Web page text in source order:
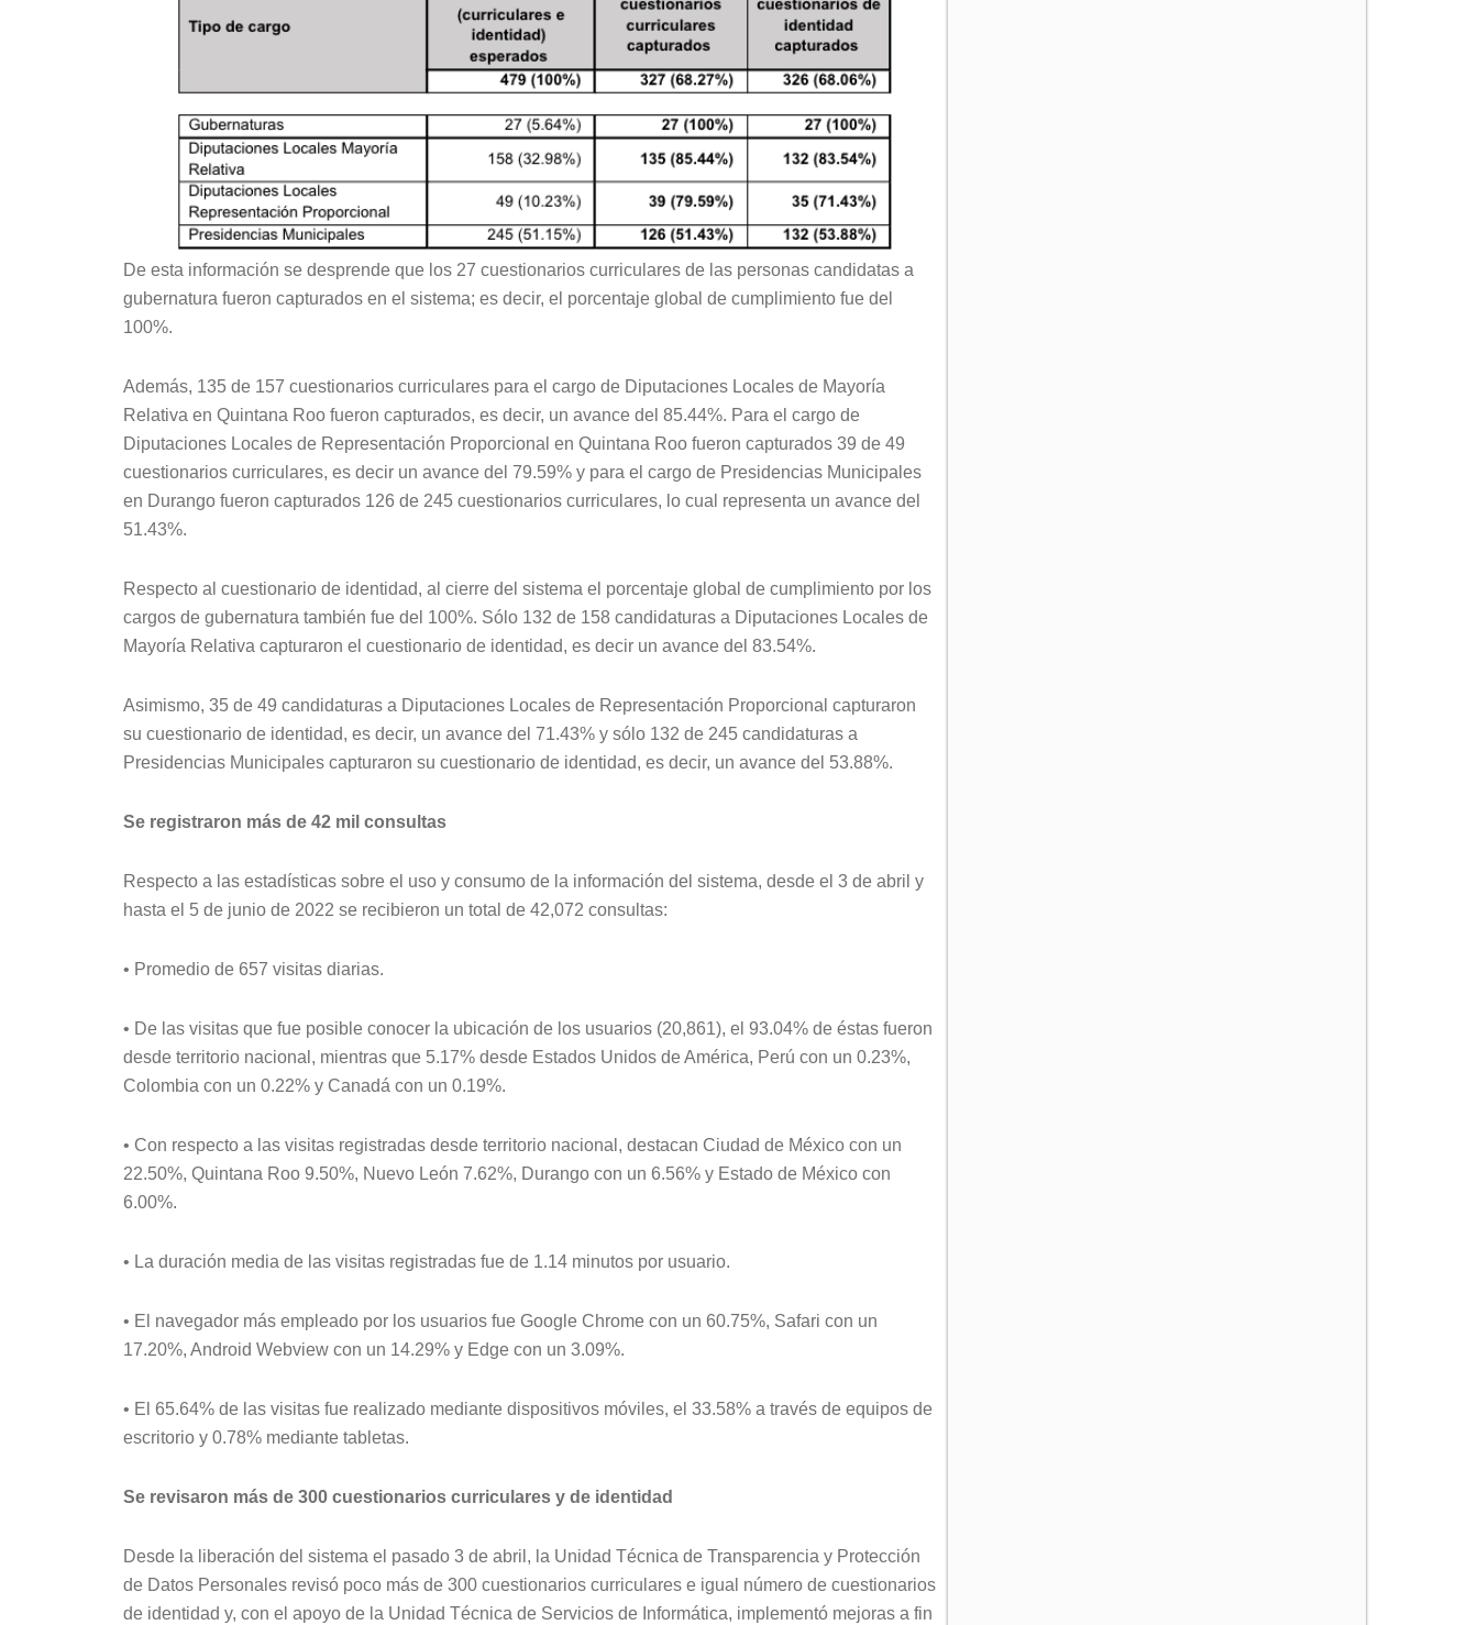
De esta información se desprende que los 27 cuestionarios curriculares de las personas candidatas a
gubernatura fueron capturados en el sistema; es decir, el porcentaje global de cumplimiento fue del
100%.
Además, 135 de 157 cuestionarios curriculares para el cargo de Diputaciones Locales de Mayoría
Relativa en Quintana Roo fueron capturados, es decir, un avance del 85.44%. Para el cargo de
Diputaciones Locales de Representación Proporcional en Quintana Roo fueron capturados 39 de 49
cuestionarios curriculares, es decir un avance del 79.59% y para el cargo de Presidencias Municipales
en Durango fueron capturados 126 de 245 cuestionarios curriculares, lo cual representa un avance del
51.43%.
Respecto al cuestionario de identidad, al cierre del sistema el porcentaje global de cumplimiento por los
cargos de gubernatura también fue del 100%. Sólo 132 de 158 candidaturas a Diputaciones Locales de
Mayoría Relativa capturaron el cuestionario de identidad, es decir un avance del 83.54%.
Asimismo, 35 de 49 candidaturas a Diputaciones Locales de Representación Proporcional capturaron
su cuestionario de identidad, es decir, un avance del 71.43% y sólo 132 de 245 candidaturas a
Presidencias Municipales capturaron su cuestionario de identidad, es decir, un avance del 53.88%.
Se registraron más de 42 mil consultas
Respecto a las estadísticas sobre el uso y consumo de la información del sistema, desde el 3 de abril y
hasta el 5 de junio de 2022 se recibieron un total de 42,072 consultas:
• Promedio de 657 visitas diarias.
• De las visitas que fue posible conocer la ubicación de los usuarios (20,861), el 93.04% de éstas fueron
desde territorio nacional, mientras que 5.17% desde Estados Unidos de América, Perú con un 0.23%,
Colombia con un 0.22% y Canadá con un 0.19%.
• Con respecto a las visitas registradas desde territorio nacional, destacan Ciudad de México con un
22.50%, Quintana Roo 9.50%, Nuevo León 7.62%, Durango con un 6.56% y Estado de México con
6.00%.
• La duración media de las visitas registradas fue de 1.14 minutos por usuario.
• El navegador más empleado por los usuarios fue Google Chrome con un 60.75%, Safari con un
17.20%, Android Webview con un 14.29% y Edge con un 3.09%.
• El 65.64% de las visitas fue realizado mediante dispositivos móviles, el 33.58% a través de equipos de
escritorio y 0.78% mediante tabletas.
Se revisaron más de 300 cuestionarios curriculares y de identidad
Desde la liberación del sistema el pasado 3 de abril, la Unidad Técnica de Transparencia y Protección
de Datos Personales revisó poco más de 300 cuestionarios curriculares e igual número de cuestionarios
de identidad y, con el apoyo de la Unidad Técnica de Servicios de Informática, implementó mejoras a fin